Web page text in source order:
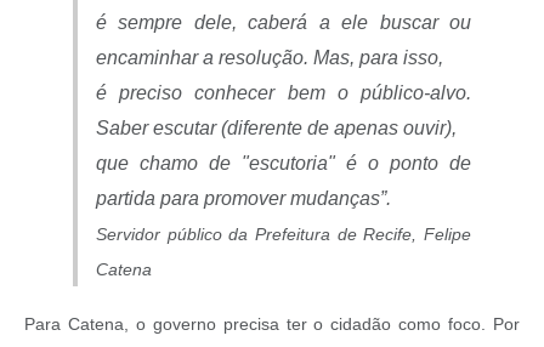
é sempre dele, caberá a ele buscar ou
encaminhar a resolução. Mas, para isso,
é preciso conhecer bem o público-alvo.
Saber escutar (diferente de apenas ouvir),
que chamo de "escutoria" é o ponto de
partida para promover mudanças”.
Servidor público da Prefeitura de Recife, Felipe
Catena
Para Catena, o governo precisa ter o cidadão como foco. Por